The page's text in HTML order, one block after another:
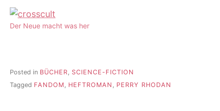
Der Neue macht was her
Posted in BÜCHER
SCIENCE-FICTION
Tagged FANDOM, HEFTROMAN , PERRY RHODAN